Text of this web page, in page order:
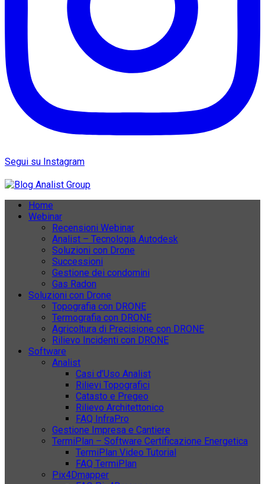
Segui su Instagram
Home
Webinar
Recensioni Webinar
Analist – Tecnologia Autodesk
Soluzioni con Drone
Successioni
Gestione dei condomini
Gas Radon
Soluzioni con Drone
Topografia con DRONE
Termografia con DRONE
Agricoltura di Precisione con DRONE
Rilievo Incidenti con DRONE
Software
Analist
Casi d’Uso Analist
Rilievi Topografici
Catasto e Pregeo
Rilievo Architettonico
FAQ InfraPro
Gestione Impresa e Cantiere
TermiPlan – Software Certificazione Energetica
TermiPlan Video Tutorial
FAQ TermiPlan
Pix4Dmapper